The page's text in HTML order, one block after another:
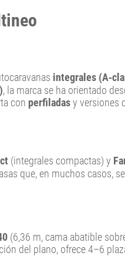
integrales
, la marca se ha orientado
con perfiladasy versiones
(integrales compactas) y
que, en muchos casos,
(6,36 m, cama abatible
del plano, ofrece 4–6